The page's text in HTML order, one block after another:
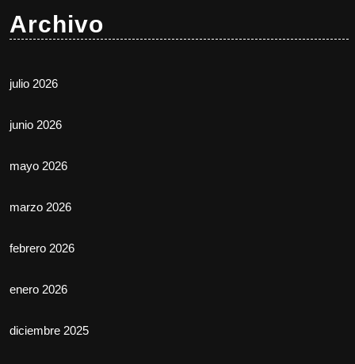
Archivo
julio 2026
junio 2026
mayo 2026
marzo 2026
febrero 2026
enero 2026
diciembre 2025